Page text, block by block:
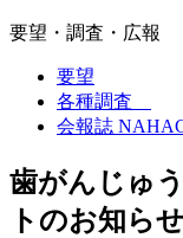
要望・調査・広報
要望
各種調査
会報誌
歯がんじゅ
トのお知らせ